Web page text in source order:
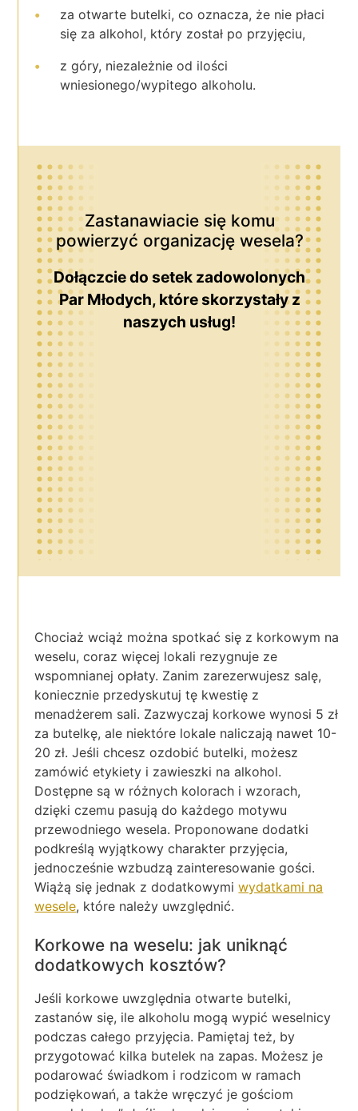
za otwarte butelki, co oznacza, że nie płaci
się za alkohol, który został po przyjęciu,
z góry, niezależnie od ilości
wniesionego/wypitego alkoholu.
Zastanawiacie się komu
powierzyć organizację wesela?
Dołączcie do setek zadowolonych
Par Młodych, które skorzystały z
naszych usług!
Chociaż wciąż można spotkać się z korkowym na
weselu, coraz więcej lokali rezygnuje ze
wspomnianej opłaty. Zanim zarezerwujesz salę,
koniecznie przedyskutuj tę kwestię z
menadżerem sali. Zazwyczaj korkowe wynosi 5 zł
za butelkę, ale niektóre lokale naliczają nawet 10-
20 zł. Jeśli chcesz ozdobić butelki, możesz
zamówić etykiety i zawieszki na alkohol.
Dostępne są w różnych kolorach i wzorach,
dzięki czemu pasują do każdego motywu
przewodniego wesela. Proponowane dodatki
podkreślą wyjątkowy charakter przyjęcia,
jednocześnie wzbudzą zainteresowanie gości.
Wiążą się jednak z dodatkowymiwydatkami na
wesele, które należy uwzględnić.
Korkowe na weselu: jak uniknąć
dodatkowych kosztów?
Jeśli korkowe uwzględnia otwarte butelki,
zastanów się, ile alkoholu mogą wypić weselnicy
podczas całego przyjęcia. Pamiętaj też, by
przygotować kilka butelek na zapas. Możesz je
podarować świadkom i rodzicom w ramach
podziękowań, a także wręczyć je gościom